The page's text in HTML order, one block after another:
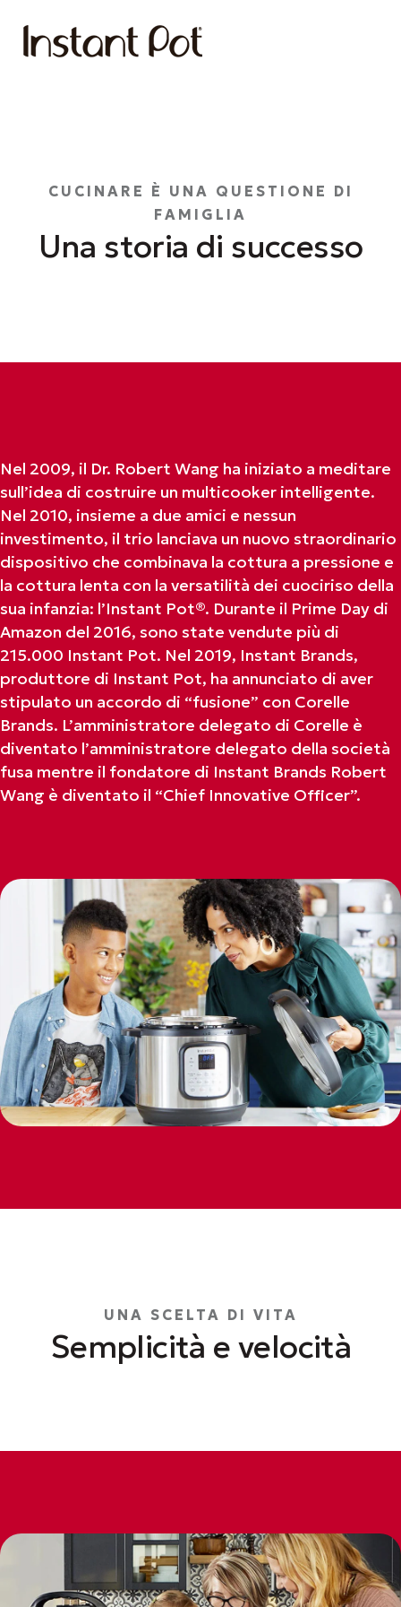
CUCINARE È UNA QUESTIONE DI
FAMIGLIA
Una storia di successo
Nel 2009, il Dr. Robert Wang ha iniziato a meditare
sull’idea di costruire un multicooker intelligente.
Nel 2010, insieme a due amici e nessun
investimento, il trio lanciava un nuovo straordinario
dispositivo che combinava la cottura a pressione e
la cottura lenta con la versatilità dei cuociriso della
sua infanzia: l’Instant Pot®. Durante il Prime Day di
Amazon del 2016, sono state vendute più di
215.000 Instant Pot. Nel 2019, Instant Brands,
produttore di Instant Pot, ha annunciato di aver
stipulato un accordo di “fusione” con Corelle
Brands. L’amministratore delegato di Corelle è
diventato l’amministratore delegato della società
fusa mentre il fondatore di Instant Brands Robert
Wang è diventato il “Chief Innovative Officer”.
UNA SCELTA DI VITA
Semplicità e velocità